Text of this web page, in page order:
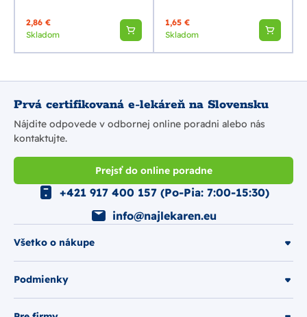
2,86 €
Skladom
1,65 €
Skladom
Prvá certifikovaná e-lekáreň na Slovensku
Nájdite odpovede v odbornej online poradni alebo nás
kontaktujte.
Prejsť do online poradne
Všetko o nákupe
Podmienky
+421 917 400 157 (Po-Pia: 7:00-15:30)
info@najlekaren.eu